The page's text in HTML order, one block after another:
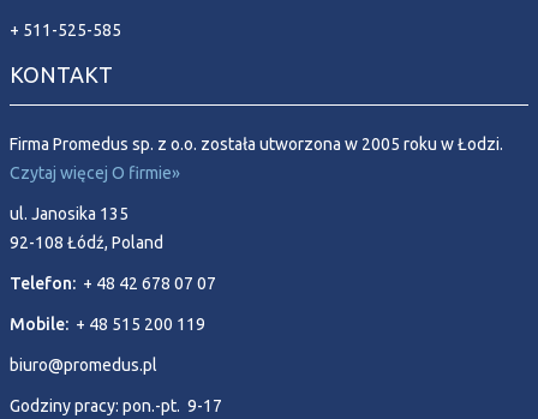
+ 511-525-585
KONTAKT
Firma Promedus sp. z o.o. została utworzona w 2005 roku w Łodzi.
Czytaj więcej O firmie»
ul. Janosika 135
92-108 Łódź, Poland
Telefon: + 48 42 678 07 07
Mobile: + 48 515 200 119
biuro@promedus.pl
Godziny pracy: pon.-pt. 9-17